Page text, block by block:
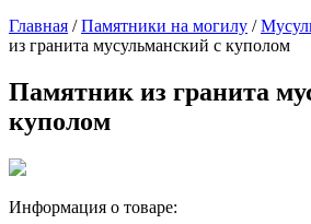
Главная /Памятники на могилу /
из гранита мусульманский с куполом
Памятник из гранита
куполом
Информация о товаре: